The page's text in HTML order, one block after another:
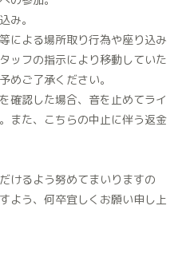
み。
による場所取り行為や座り込み
ッフの指示により移動していた
めご了承ください。
確認した場合、音を止めてライ
また、こちらの中止に伴う返金
けるよう努めてまいりますの
よう、何卒宜しくお願い申し上